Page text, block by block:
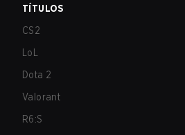
TÍTULOS
CS2
LoL
Dota 2
Valorant
R6:S